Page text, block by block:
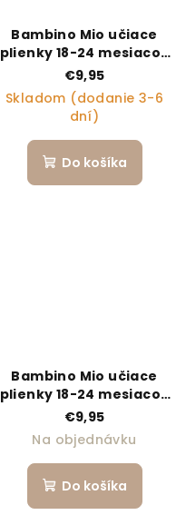
Bambino Mio učiace
plienky 18-24 mesiacov
CRAFTY CROC
€9,95
Skladom (dodanie 3-6
dní)
Do košíka
Bambino Mio učiace
plienky 18-24 mesiacov
FLY HIGH
€9,95
Na objednávku
Do košíka